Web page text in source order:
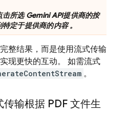
击所选Gemini API提供商的按
定于提供商的内容 。
整结果，而是使用流式传输
现更快的互动。 如需流式
。
输根据 PDF 文件生